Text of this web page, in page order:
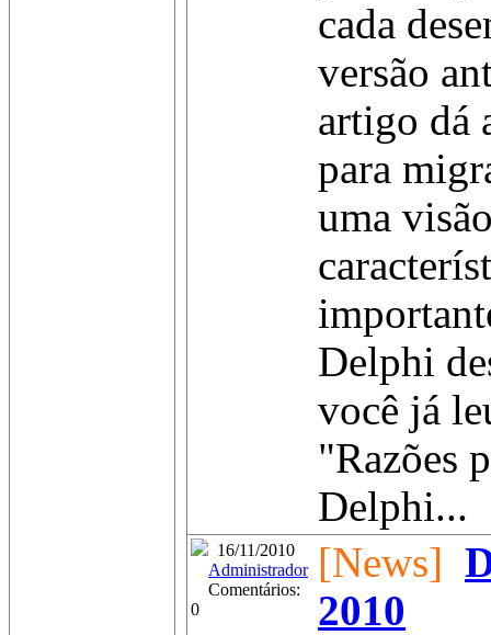
cada
versão
artigo dá
para
uma
Delphi
você já
"Razões
Delphi...
16/11/2010
Administrador
Comentários:
0
[News]
2010